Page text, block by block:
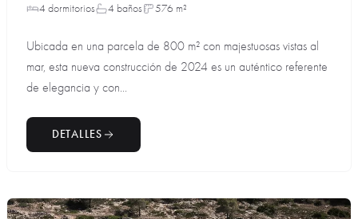
4 dormitorios 4 baños 576 m²
Ubicada en una parcela de 800 m² con majestuosas vistas al
mar, esta nueva construcción de 2024 es un auténtico referente
de elegancia y con...
DETALLES